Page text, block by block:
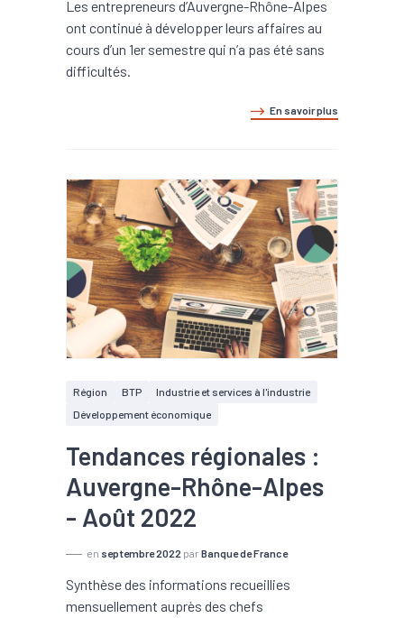
Les entrepreneurs d’Auvergne-Rhône-Alpes
ont continué à développer leurs affaires au
cours d’un 1er semestre qui n’a pas été sans
difficultés.
En savoir plus
Région BTP
Industrie et services à l'industrie
Développement économique
Tendances régionales :
Auvergne-Rhône-Alpes
- Août 2022
en septembre 2022 par Banque de France
Synthèse des informations recueillies
mensuellement auprès des chefs